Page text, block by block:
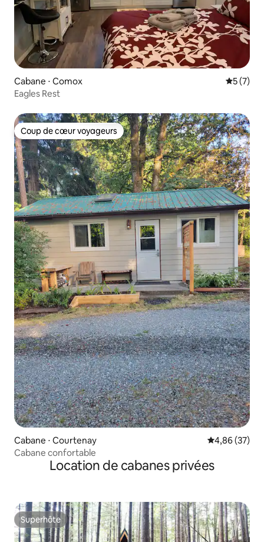
Cabane ⋅ Comox
5 (7)
Eagles Rest
Coup de cœur voyageurs
Coup de cœur voyageurs
Cabane ⋅ Courtenay Évaluation
4,86 (37)
Cabane confortable
Location de cabanes privées
Superhôte
Superhôte